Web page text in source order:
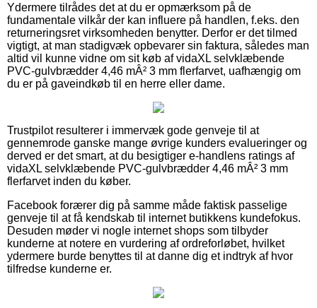
Ydermere tilrådes det at du er opmærksom på de
fundamentale vilkår der kan influere på handlen, f.eks. den
returneringsret virksomheden benytter. Derfor er det tilmed
vigtigt, at man stadigvæk opbevarer sin faktura, således man
altid vil kunne vidne om sit køb af vidaXL selvklæbende
PVC-gulvbrædder 4,46 mÂ² 3 mm flerfarvet, uafhængig om
du er på gaveindkøb til en herre eller dame.
Trustpilot resulterer i immervæk gode genveje til at
gennemrode ganske mange øvrige kunders evalueringer og
derved er det smart, at du besigtiger e-handlens ratings af
vidaXL selvklæbende PVC-gulvbrædder 4,46 mÂ² 3 mm
flerfarvet inden du køber.
Facebook forærer dig på samme måde faktisk passelige
genveje til at få kendskab til internet butikkens kundefokus.
Desuden møder vi nogle internet shops som tilbyder
kunderne at notere en vurdering af ordreforløbet, hvilket
ydermere burde benyttes til at danne dig et indtryk af hvor
tilfredse kunderne er.